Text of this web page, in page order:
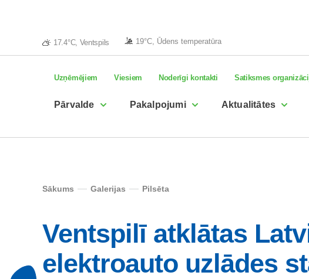
17.4°C, Ventspils 19°C, Ūdens temperatūra
Uzņēmējiem Viesiem Noderīgi kontakti Satiksmes
Pārvalde Pakalpojumi Aktualitātes
Sākums Galerijas Pilsēta
Ventspilī atklātas
elektroauto uzlādes